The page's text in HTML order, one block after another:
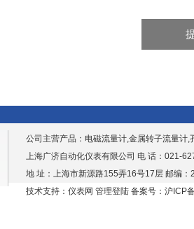
公司主营产品： 电磁流量计,金属转子流量计
上海广济自动化仪表有限公司 电 话：021-
地 址：上海市新源路155弄16号17层 邮编：
技术支持：仪表网 管理登陆 备案号：沪ICP